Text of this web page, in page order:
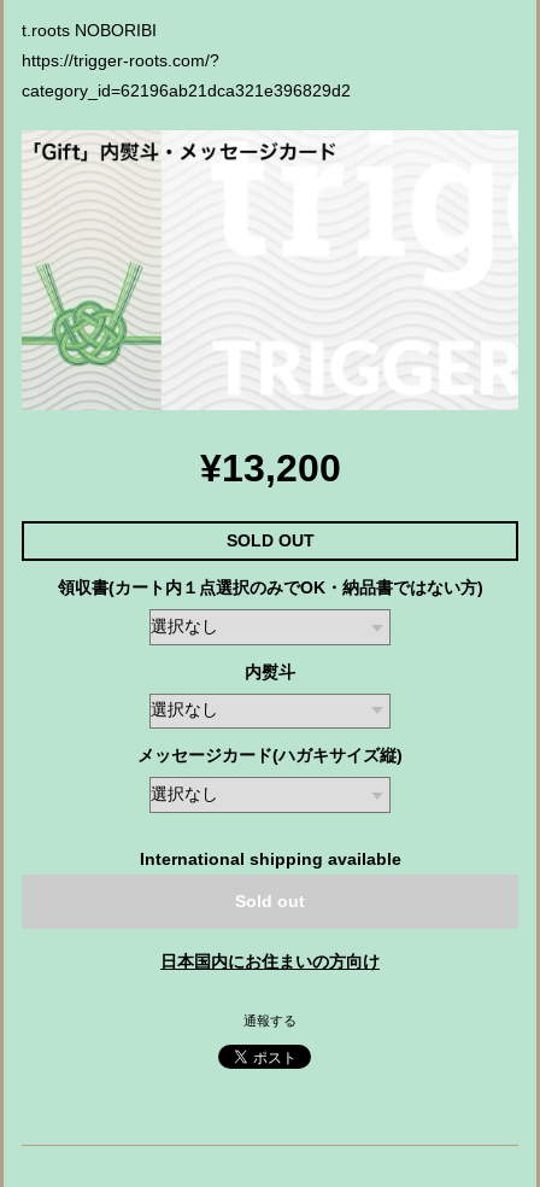
t.roots NOBORIBI
https://trigger-roots.com/?
category_id=62196ab21dca321e396829d2
¥13,200
SOLD OUT
領収書(カート内１点選択のみでOK・納品書ではない方)
内熨斗
メッセージカード(ハガキサイズ縦)
International shipping available
Sold out
日本国内にお住まいの方向け
通報する